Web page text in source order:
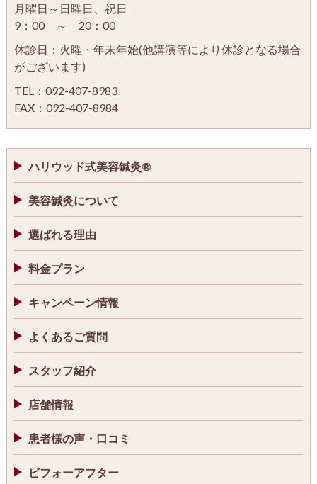
月曜日～日曜日、祝日
9：00 ～ 20：00
休診日：火曜・年末年始(他講演等により休診となる場合
がございます)
TEL：092-407-8983
FAX：092-407-8984
ハリウッド式美容鍼灸®
美容鍼灸について
選ばれる理由
料金プラン
キャンペーン情報
よくあるご質問
スタッフ紹介
店舗情報
患者様の声・口コミ
ビフォーアフター